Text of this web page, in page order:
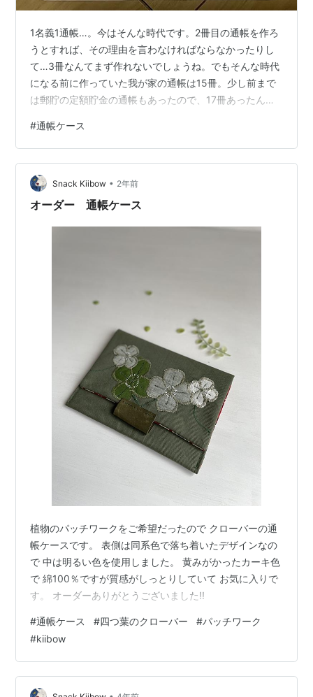
1名義1通帳…。今はそんな時代です。2冊目の通帳を作ろ
うとすれば、その理由を言わなければならなかったりし
て…3冊なんてまず作れないでしょうね。でもそんな時代
になる前に作っていた我が家の通帳は15冊。少し前まで
は郵貯の定額貯金の通帳もあったので、17冊あったんで
銀行でもらえません。──というか、ない。ボロボロにな
ってきたので銀行でもらおうとしたら、大抵「ない」と
言われ、あっても1個しかもらえない。しかもキャッシュ
カードを入れる部分がなかったりして、私的には意味が
ない通帳ケースでした。買おうかな…とも思ったのです
#通帳ケース
Snack Kiibow • 2年前
オーダー 通帳ケース
植物のパッチワークをご希望だったので クローバーの通
帳ケースです。 表側は同系色で落ち着いたデザインなの
で 中は明るい色を使用しました。 黄みがかったカーキ色
で 綿100％ですが質感がしっとりしていて お気に入りで
す。 オーダーありがとうございました!!
#通帳ケース #四つ葉のクローバー #パッチワーク
#kiibow